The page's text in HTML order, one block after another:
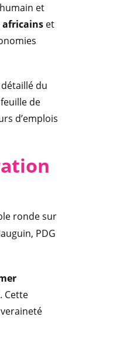
et
africains et
du
de
d’emplois
ronde sur
PDG
. Cette